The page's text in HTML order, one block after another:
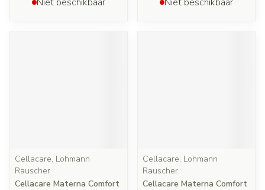
Cellacare, Lohmann
Rauscher
Cellacare Materna Comfort
Cellacare, Lohmann
Rauscher
Cellacare Materna Comfort